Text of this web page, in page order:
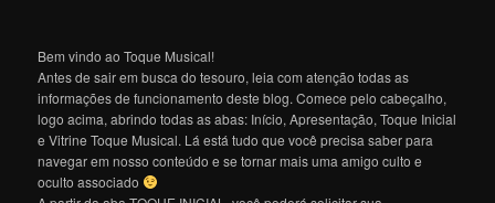
Bem vindo ao Toque Musical!
Antes de sair em busca do tesouro, leia com atenção todas as
informações de funcionamento deste blog. Comece pelo cabeçalho,
logo acima, abrindo todas as abas: Início, Apresentação, Toque Inicial
e Vitrine Toque Musical. Lá está tudo que você precisa saber para
navegar em nosso conteúdo e se tornar mais uma amigo culto e
oculto associado